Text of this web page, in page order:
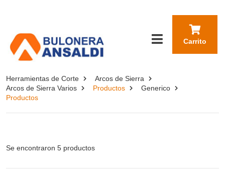
Carrito
Herramientas de Corte
Arcos de Sierra
Arcos de Sierra Varios
Productos
Generico
Productos
Se encontraron 5 productos